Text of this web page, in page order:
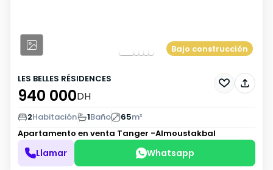
Bajo construcción
LES BELLES RÉSIDENCES
940 000DH
2Habitación 1Baño 65m²
Apartamento en venta Tanger -Almoustakbal
Llamar Whatsapp